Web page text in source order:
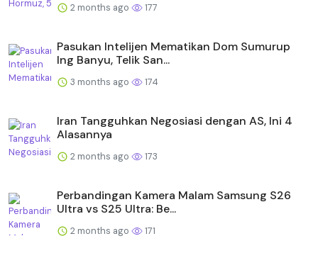
2 months ago 177
Pasukan Intelijen Mematikan Dom Sumurup
Ing Banyu, Telik San...
3 months ago 174
Iran Tangguhkan Negosiasi dengan AS, Ini 4
Alasannya
2 months ago 173
Perbandingan Kamera Malam Samsung S26
Ultra vs S25 Ultra: Be...
2 months ago 171